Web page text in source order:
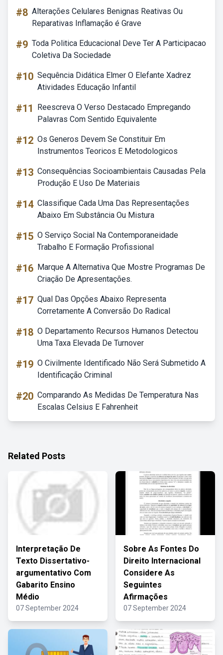
#8 Alterações Celulares Benignas Reativas Ou
Reparativas Inflamação é Grave
#9 Toda Politica Educacional Deve Ter A Participacao
Coletiva Da Sociedade
#10 Sequência Didática Elmer O Elefante Xadrez
Atividades Educação Infantil
#11
Reescreva O Verso Destacado Empregando
Palavras Com Sentido Equivalente
#12 Os Generos Devem Se Constituir Em
Instrumentos Teoricos E Metodologicos
#13 Consequências Socioambientais Causadas Pela
Produção E Uso De Materiais
#14 Classifique Cada Uma Das Representações
Abaixo Em Substância Ou Mistura
#15 O Serviço Social Na Contemporaneidade
Trabalho E Formação Profissional
#16 Marque A Alternativa Que Mostre Programas De
Criação De Apresentações.
#17 Qual Das Opções Abaixo Representa
Corretamente A Conversão Do Radical
#18 O Departamento Recursos Humanos Detectou
Uma Taxa Elevada De Turnover
#19 O Civilmente Identificado Não Será Submetido A
Identificação Criminal
#20 Comparando As Medidas De Temperatura Nas
Escalas Celsius E Fahrenheit
Related Posts
Interpretação De
Texto Dissertativo-
argumentativo Com
Gabarito Ensino
Médio
07 September 2024
Sobre As Fontes Do
Direito Internacional
Considere As
Seguintes
Afirmações
07 September 2024